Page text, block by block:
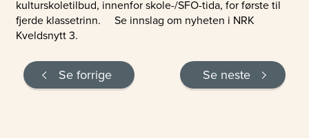
kulturskoletilbud, innenfor skole-/SFO-tida, for første til
fjerde klassetrinn. Se innslag om nyheten i NRK
Kveldsnytt 3.
Se forrige Se neste